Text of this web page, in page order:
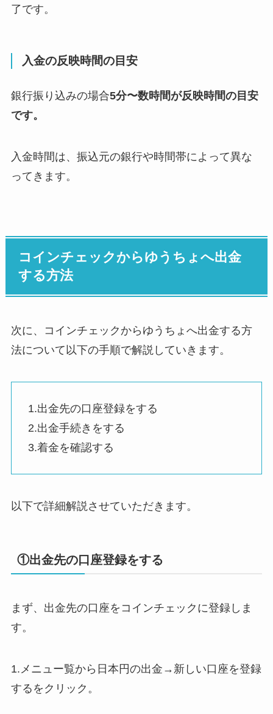
了です。
入金の反映時間の目安
銀行振り込みの場合5分〜数時間が反映時間の目安
です。
入金時間は、振込元の銀行や時間帯によって異な
ってきます。
コインチェックからゆうちょへ出金
する方法
次に、コインチェックからゆうちょへ出金する方
法について以下の手順で解説していきます。
1.出金先の口座登録をする
2.出金手続きをする
3.着金を確認する
以下で詳細解説させていただきます。
①出金先の口座登録をする
まず、出金先の口座をコインチェックに登録しま
す。
1.メニュー覧から日本円の出金→新しい口座を登録
するをクリック。